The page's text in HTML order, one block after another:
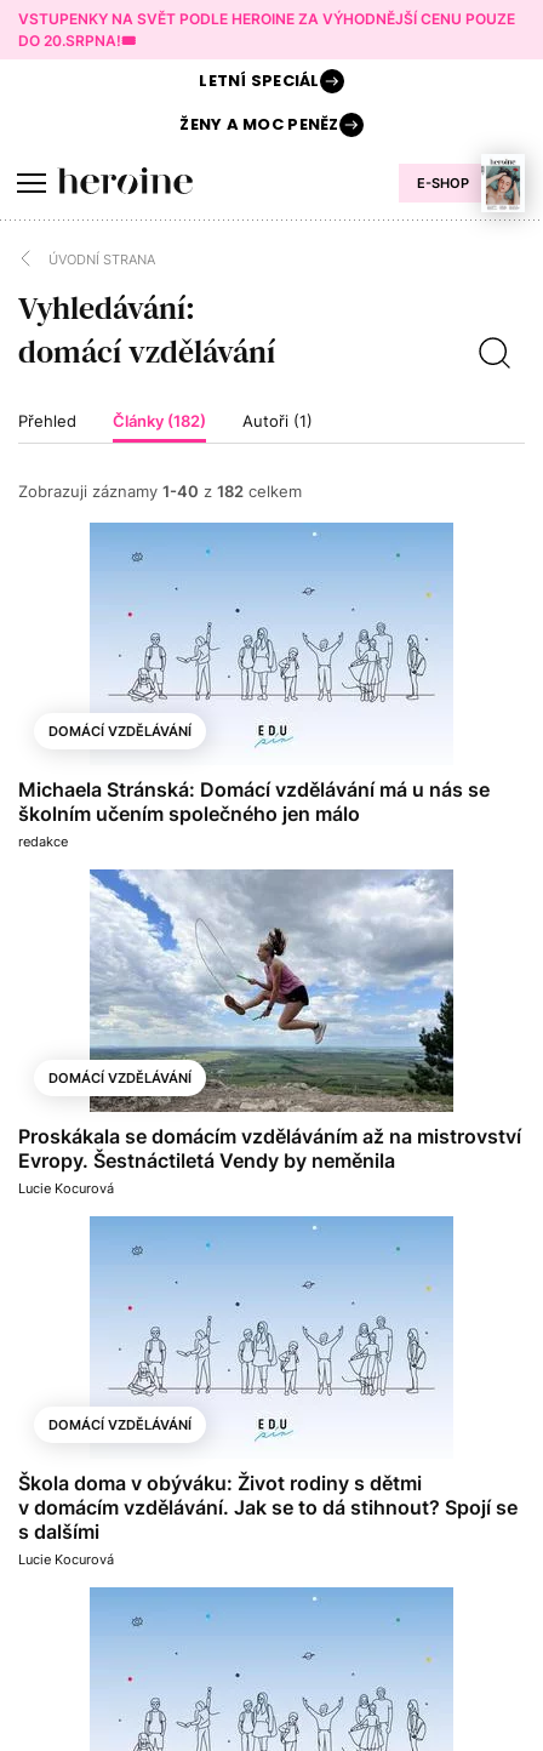
VSTUPENKY NA SVĚT PODLE HEROINE ZA VÝHODNĚJŠÍ CENU POUZE
DO 20.SRPNA!🎟️
E-SHOP
LETNÍ SPECIÁL
ŽENY AMOC PENĚZ
ÚVODNÍ STRANA
Vyhledávání:
Přehled Články (182) Autoři (1)
Zobrazuji záznamy 1-40 z 182 celkem
DOMÁCÍ VZDĚLÁVÁNÍ
Michaela Stránská: Domácí vzdělávání má u nás se
školním učením společného jen málo
redakce
DOMÁCÍ VZDĚLÁVÁNÍ
Proskákala se domácím vzděláváním až na mistrovství
Evropy. Šestnáctiletá Vendy by neměnila
Lucie Kocurová
DOMÁCÍ VZDĚLÁVÁNÍ
Škola doma v obýváku: Život rodiny s dětmi
v domácím vzdělávání. Jak se to dá stihnout? Spojí se
s dalšími
Lucie Kocurová